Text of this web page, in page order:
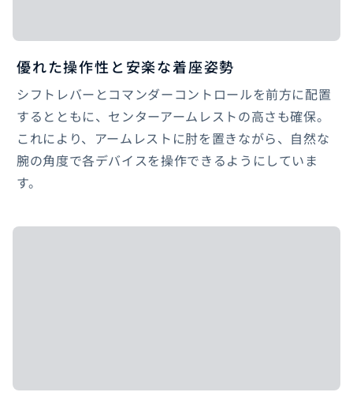
優れた操作性と安楽な着座姿勢
シフトレバーとコマンダーコントロールを前方に配置
するとともに、センターアームレストの高さも確保。
これにより、アームレストに肘を置きながら、自然な
腕の角度で各デバイスを操作できるようにしていま
す。